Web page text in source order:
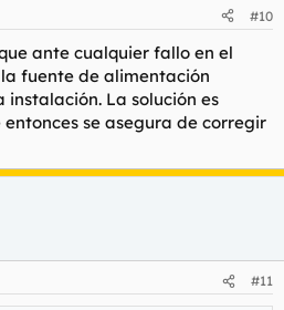
#10
ante cualquier fallo en el
fuente de alimentación
instalación. La solución es
se asegura de corregir
#11